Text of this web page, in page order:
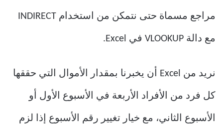
مراجع مسماة حتى نتمكن من استخدام INDIRECT
مع دالة VLOOKUP في Excel.
نريد من Excel أن يخبرنا بمقدار الأموال التي حققها
كل فرد من الأفراد الأربعة في الأسبوع الأول أو
الأسبوع الثاني، مع خيار تغيير رقم الأسبوع إذا لزم